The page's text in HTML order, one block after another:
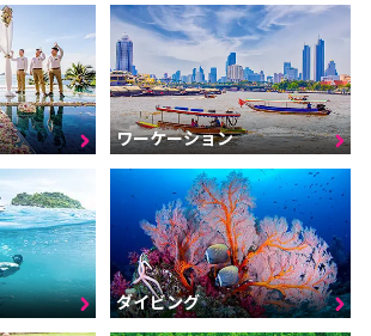
ワーケーション
ダイビング